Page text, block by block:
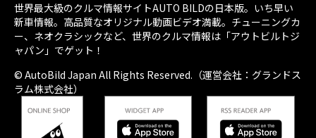
世界最大級のクルマ情報サイトAUTO BILDの日本版。いち早い
新車情報。高品質なオリジナル動画ビデオ満載。チューニングカ
ー、ネオクラシックなど、世界のクルマ情報は「アウトビルトジ
ャパン」でゲット！
© AutoBild Japan All Rights Reserved.（運営会社：グランドス
ラム株式会社）